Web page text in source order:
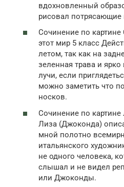
вдохновленный
рисовал
Сочинение по
этот мир 5 класс
летом, так как на
зеленная трава и
лучи, если
можно заметить что
носков.
Сочинение по
Лиза (Джоконда)
мной полотно
итальянского
не одного человека,
слышал и не видел
или Джоконды.